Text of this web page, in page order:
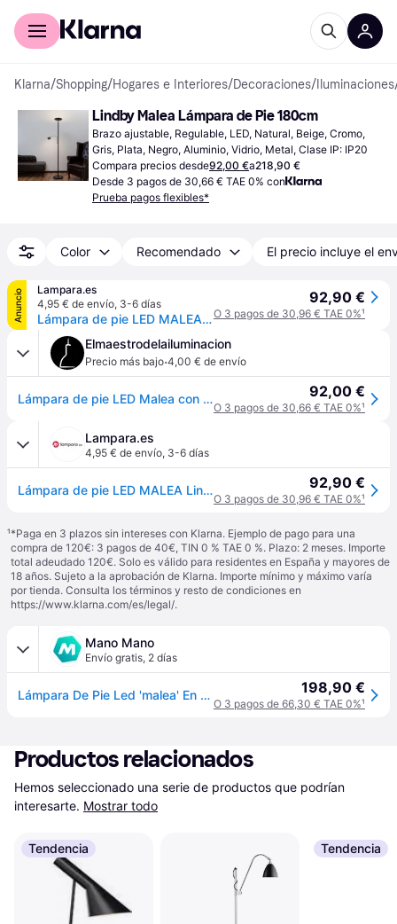
Comprar con Klarna
Klarna/Shopping/Hogares e Interiores/Decoraciones/ Iluminaciones
Lindby Malea Lámpara de Pie 180cm
Brazo ajustable, Regulable, LED, Natural, Beige, Cromo,
Gris, Plata, Negro, Aluminio, Vidrio, Metal, Clase IP: IP20
Compara precios desde92,00 €a218,90 €
Desde 3 pagos de 30,66 € TAE 0% con
Prueba pagos flexibles*
Color Recomendado El precio incluye el
Anuncio
Lampara.es
4,95 € de envío, 3-6 días
Lámpara de pie LED MALEA Lindby, atenuable, Negro, Salón / Comedor, Metal, Moderno, Lámpara de pie LED
92,90 €
O 3 pagos de 30,96 € TAE 0%¹
Elmaestrodelailuminacion
Precio más bajo·4,00 € de envío
Lámpara de pie LED Malea con brazo negro - Lindby - Sala de estar / salón - Moderno - Metal - Varias bombillas 92,00 €
O 3 pagos de 30,66 € TAE 0%¹
Lampara.es
4,95 € de envío, 3-6 días
Lámpara de pie LED MALEA Lindby, atenuable, Negro, Salón / Comedor, Metal, Moderno, Lámpara de pie LED 92,90 €
O 3 pagos de 30,96 € TAE 0%¹
¹*Paga en 3 plazos sin intereses con Klarna. Ejemplo de pago para una
compra de 120€: 3 pagos de 40€, TIN 0 % TAE 0 %. Plazo: 2 meses. Importe
total adeudado 120€. Solo es válido para residentes en España y mayores de
18 años. Sujeto a la aprobación de Klarna. Importe mínimo y máximo varía
por tienda. Consulta los términos y resto de condiciones en
https://www.klarna.com/es/legal/.
Mano Mano
Envío gratis, 2 días
Lámpara De Pie Led 'malea' En Negro Metal - Lindby 198,90 €
O 3 pagos de 66,30 € TAE 0%¹
Productos relacionados
Hemos seleccionado una serie de productos que podrían
interesarte. Mostrar todo
Tendencia Tendencia